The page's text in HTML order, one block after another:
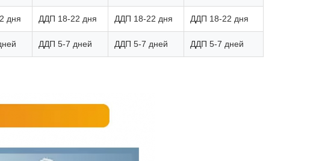
дня ДДП 18-22 дня ДДП 18-22 дня ДДП 18-22 дня
ДДП 5-7 дней ДДП 5-7 дней ДДП 5-7 дней